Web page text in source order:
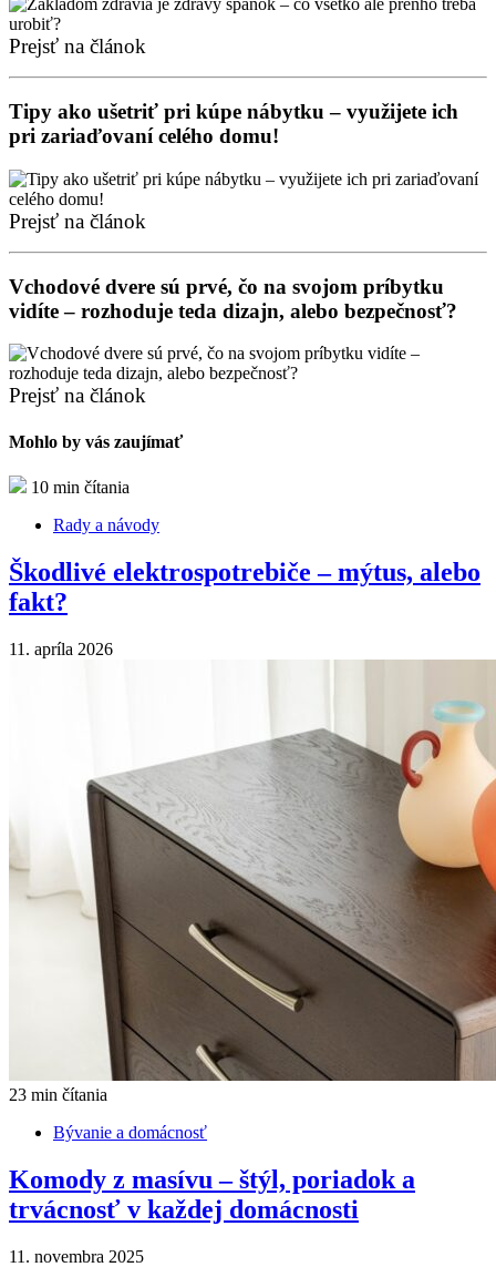
Prejsť na článok
Tipy ako ušetriť pri kúpe nábytku – využijete ich
pri zariaďovaní celého domu!
Prejsť na článok
Vchodové dvere sú prvé, čo na svojom príbytku
vidíte – rozhoduje teda dizajn, alebo bezpečnosť?
Prejsť na článok
Mohlo by vás zaujímať
10 min čítania
Rady a návody
Škodlivé elektrospotrebiče – mýtus, alebo
fakt?
11. apríla 2026
23 min čítania
Bývanie a domácnosť
Komody z masívu – štýl, poriadok a
trvácnosť v každej domácnosti
11. novembra 2025